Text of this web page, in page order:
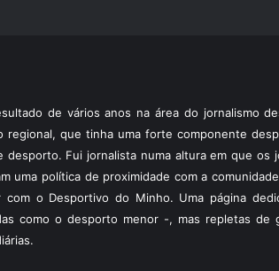
de vários anos na área do jornalismo
regional, que tinha uma forte componente
desporto. Fui jornalista numa altura em que os
uma política de proximidade com a
com o Desportivo do Minho. Uma página
como o desporto menor -, mas repletas de